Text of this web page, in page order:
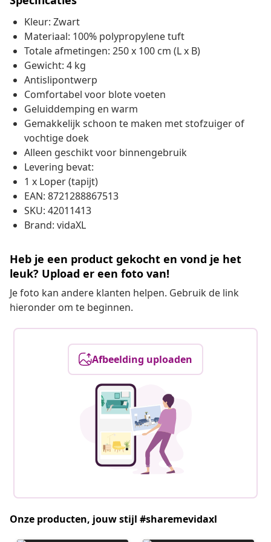
Kleur: Zwart
Materiaal: 100% polypropylene tuft
Totale afmetingen: 250 x 100 cm (L x B)
Gewicht: 4 kg
Antislipontwerp
Comfortabel voor blote voeten
Geluiddemping en warm
Gemakkelijk schoon te maken met stofzuiger of
vochtige doek
Alleen geschikt voor binnengebruik
Levering bevat:
1 x Loper (tapijt)
EAN: 8721288867513
SKU: 42011413
Brand: vidaXL
Heb je een product gekocht en vond je het
leuk? Upload er een foto van!
Je foto kan andere klanten helpen. Gebruik de link
hieronder om te beginnen.
Afbeelding uploaden
Onze producten, jouw stijl #sharemevidaxl